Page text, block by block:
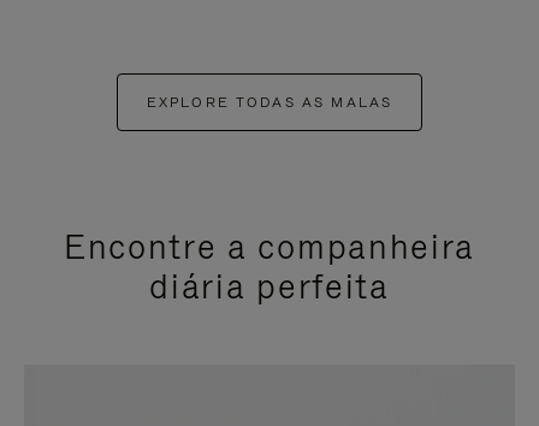
EXPLORE TODAS AS MALAS
Encontre a companheira
diária perfeita